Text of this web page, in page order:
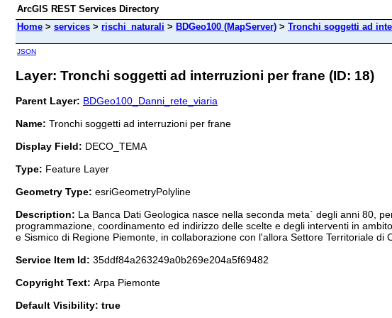
ArcGIS REST Services Directory
Home > services > rischi_naturali > BDGeo100 (MapServer) > Tronchi soggetti ad
JSON
Layer: Tronchi soggetti ad interruzioni per frane (ID: 18)
Parent Layer: BDGeo100_Danni_rete_viaria
Name: Tronchi soggetti ad interruzioni per frane
Display Field: DECO_TEMA
Type: Feature Layer
Geometry Type: esriGeometryPolyline
Description: La Banca Dati Geologica nasce nella seconda meta` degli anni 80,
programmazione, coordinamento ed indirizzo delle scelte e degli interventi in
e Sismico di Regione Piemonte, in collaborazione con l'allora Settore Territoriale
Service Item Id: 35ddf84a263249a0b269e204a5f69482
Copyright Text: Arpa Piemonte
Default Visibility: true